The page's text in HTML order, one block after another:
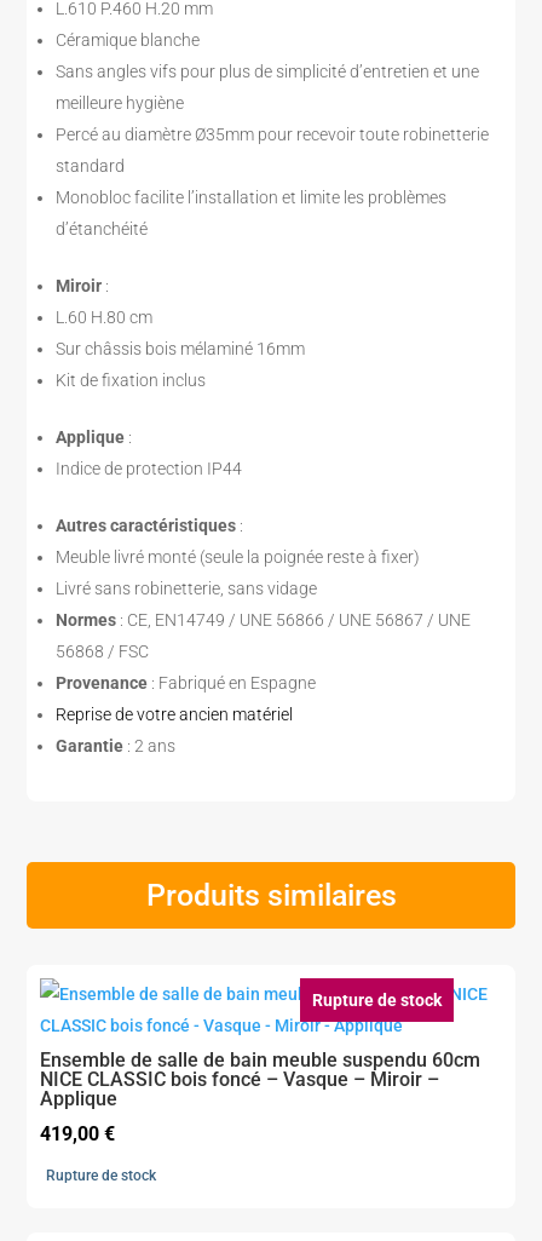
L.610 P.460 H.20 mm
Céramique blanche
Sans angles vifs pour plus de simplicité d’entretien et une
meilleure hygiène
Percé au diamètre Ø35mm pour recevoir toute robinetterie
standard
Monobloc facilite l’installation et limite les problèmes
d’étanchéité
Miroir :
L.60 H.80 cm
Sur châssis bois mélaminé 16mm
Kit de fixation inclus
Applique :
Indice de protection IP44
Autres caractéristiques :
Meuble livré monté (seule la poignée reste à fixer)
Livré sans robinetterie, sans vidage
Normes : CE, EN14749 / UNE 56866 / UNE 56867 / UNE
56868 / FSC
Provenance : Fabriqué en Espagne
Reprise de votre ancien matériel
Garantie : 2 ans
Produits similaires
Rupture de stock
Ensemble de salle de bain meuble suspendu 60cm
NICE CLASSIC bois foncé – Vasque – Miroir –
Applique
419,00€
Rupture de stock